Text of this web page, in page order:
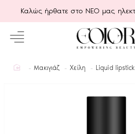
Καλώς ήρθατε στο ΝΕΟ μας
homeΜακιγιάζ Χείλη Liquid lipstick